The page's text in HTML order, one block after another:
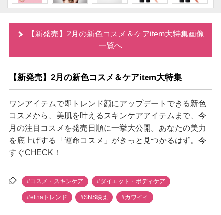
【新発売】2月の新色コスメ＆ケアitem大特集画像
一覧へ
【新発売】2月の新色コスメ＆ケアitem大特集
ワンアイテムで即トレンド顔にアップデートできる新色
コスメから、美肌を叶えるスキンケアアイテムまで、今
月の注目コスメを発売日順に一挙大公開。あなたの美力
を底上げする「運命コスメ」がきっと見つかるはず。今
すぐCHECK！
#コスメ・スキンケア #ダイエット・ボディケア
#elthaトレンド #SNS映え #カワイイ